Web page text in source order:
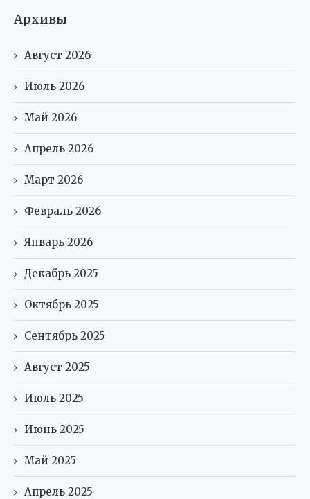
Архивы
Август 2026
Июль 2026
Май 2026
Апрель 2026
Март 2026
Февраль 2026
Январь 2026
Декабрь 2025
Октябрь 2025
Сентябрь 2025
Август 2025
Июль 2025
Июнь 2025
Май 2025
Апрель 2025